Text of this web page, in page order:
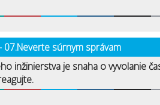
- 07.Neverte súrnym správam
inžinierstva je snaha o vyvolanie